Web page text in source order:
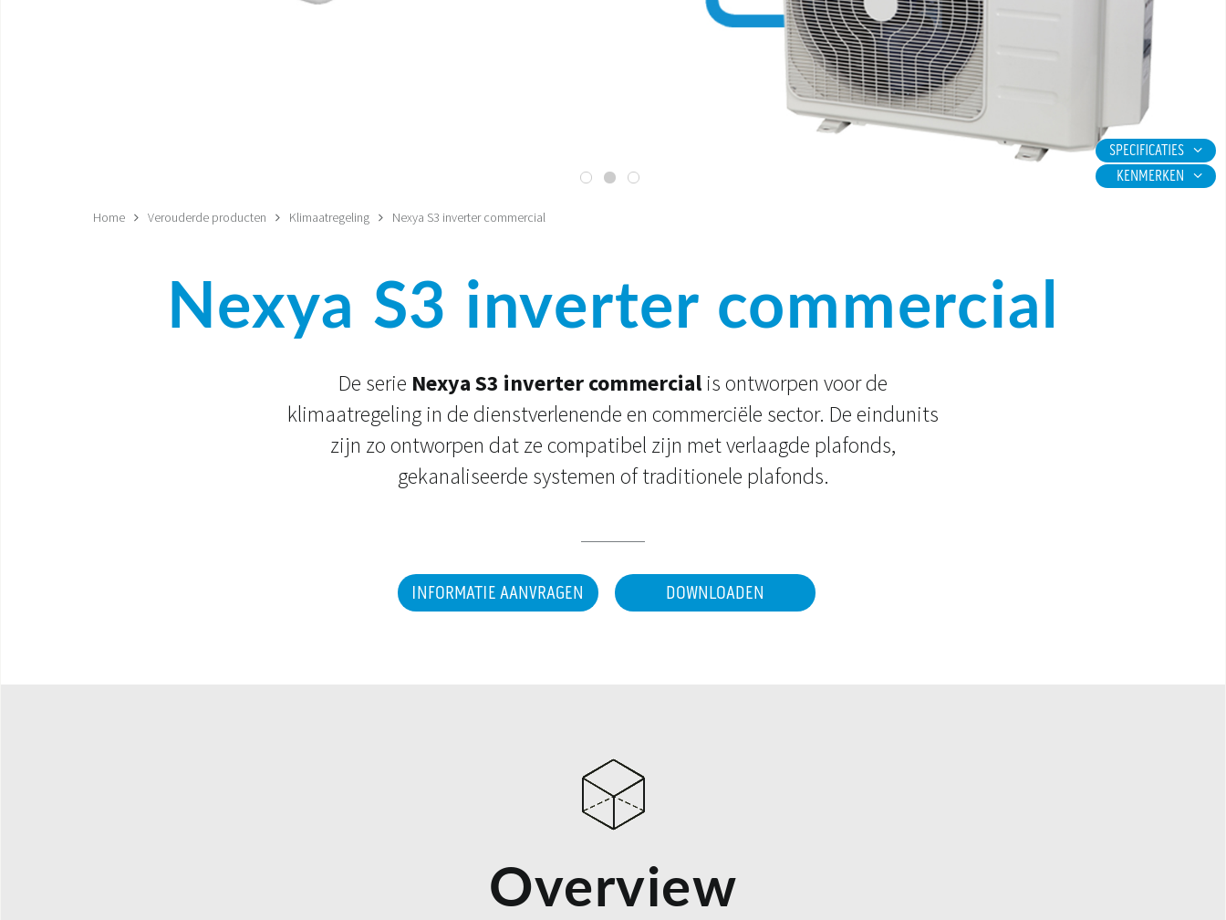
SPECIFICATIES
KENMERKEN
Home Verouderde producten Klimaatregeling Nexya S3 inverter commercial
Nexya S3 inverter commercial
De serie Nexya S3 inverter commercial is ontworpen voor de
klimaatregeling in de dienstverlenende en commerciële sector. De eindunits
zijn zo ontworpen dat ze compatibel zijn met verlaagde plafonds,
gekanaliseerde systemen of traditionele plafonds.
INFORMATIE AANVRAGEN DOWNLOADEN
Overview